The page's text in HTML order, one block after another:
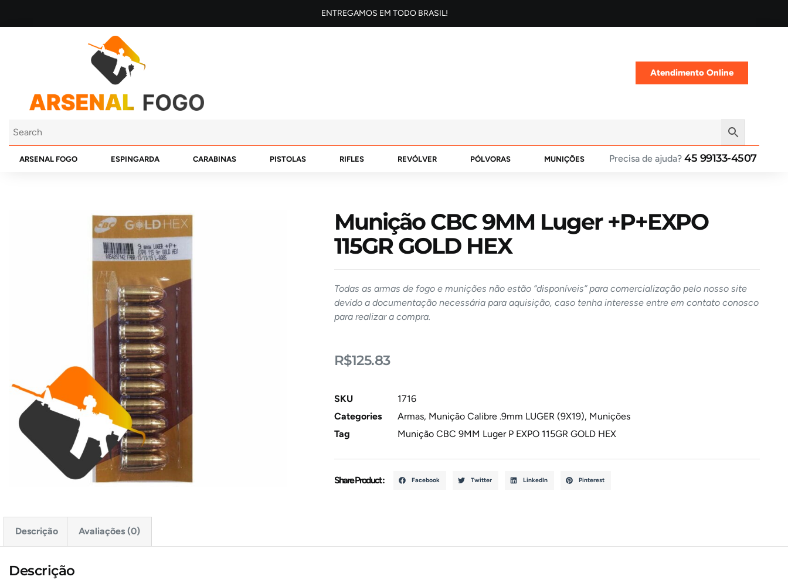
ENTREGAMOS EM TODO BRASIL!
Atendimento Online
ARSENAL FOGO ESPINGARDA CARABINAS PISTOLAS RIFLES REVÓLVER PÓLVORAS MUNIÇÕES Precisa de ajuda? 45 99133-4507
Munição CBC 9MM Luger +P+EXPO
115GR GOLD HEX
Todas as armas de fogo e munições não estão “disponíveis” para comercialização pelo nosso site
devido a documentação necessária para aquisição, caso tenha interesse entre em contato conosco
para realizar a compra.
R$125.83
SKU
1716
Categories
Armas, Munição Calibre .9mm LUGER (9X19), Munições
Tag
Munição CBC 9MM Luger P EXPO 115GR GOLD HEX
Share Product : Facebook Twitter LinkedIn Pinterest
Descrição Avaliações (0)
Descrição